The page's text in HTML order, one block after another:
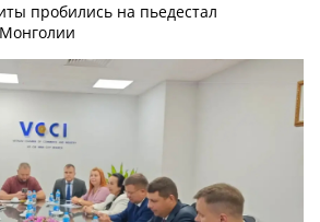
пробились на пьедестал